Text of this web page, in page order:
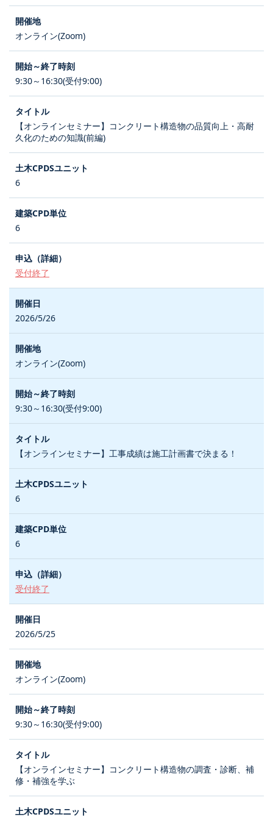
オンライン(Zoom)
9:30～16:30(受付9:00)
【オンラインセミナー】コンクリート構造物の品質向上・高耐
久化のための知識(前編)
6
6
受付終了
2026/5/26
オンライン(Zoom)
9:30～16:30(受付9:00)
【オンラインセミナー】工事成績は施工計画書で決まる！
6
6
受付終了
2026/5/25
オンライン(Zoom)
9:30～16:30(受付9:00)
【オンラインセミナー】コンクリート構造物の調査・診断、補
修・補強を学ぶ